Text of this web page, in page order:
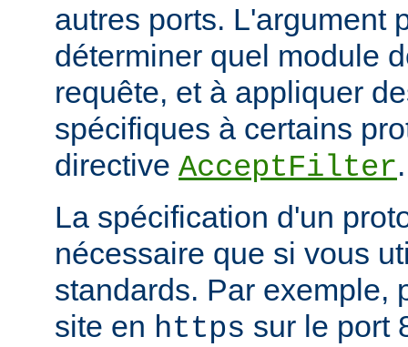
autres ports. L'argument
déterminer quel module
requête, et à appliquer
spécifiques à certains
directive AcceptFilter.
La spécification d'un
nécessaire que si vous
standards. Par exemple,
site en https sur le port